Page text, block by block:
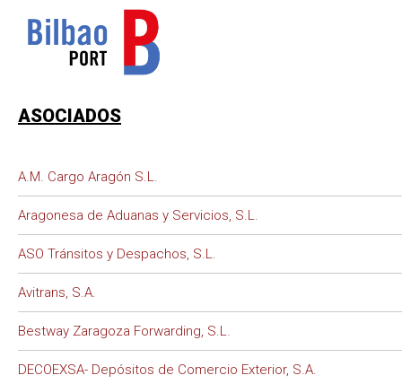
ASOCIADOS
A.M. Cargo Aragón S.L.
Aragonesa de Aduanas y Servicios, S.L.
ASO Tránsitos y Despachos, S.L.
Avitrans, S.A.
Bestway Zaragoza Forwarding, S.L.
DECOEXSA- Depósitos de Comercio Exterior, S.A.